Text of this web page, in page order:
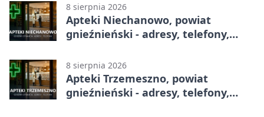
8 sierpnia 2026
Apteki Niechanowo, powiat
gnieźnieński - adresy, telefony,
8 sierpnia 2026
Apteki Trzemeszno, powiat
gnieźnieński - adresy, telefony,